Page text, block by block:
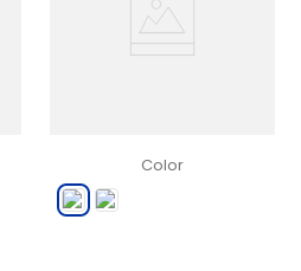
Color